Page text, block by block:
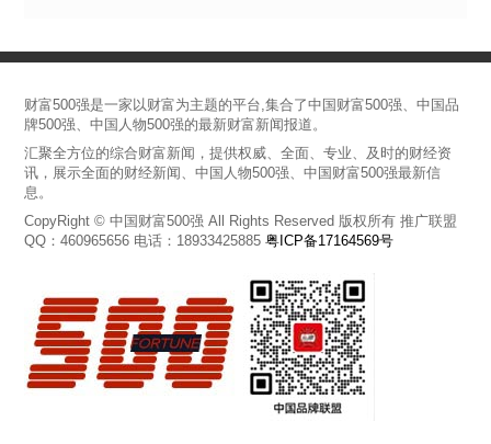
财富500强是一家以财富为主题的平台,集合了中国财富500强、中国品
牌500强、中国人物500强的最新财富新闻报道。
汇聚全方位的综合财富新闻，提供权威、全面、专业、及时的财经资
讯，展示全面的财经新闻、中国人物500强、中国财富500强最新信
息。
CopyRight © 中国财富500强 All Rights Reserved 版权所有 推广联盟
QQ：460965656 电话：18933425885粤ICP备17164569号